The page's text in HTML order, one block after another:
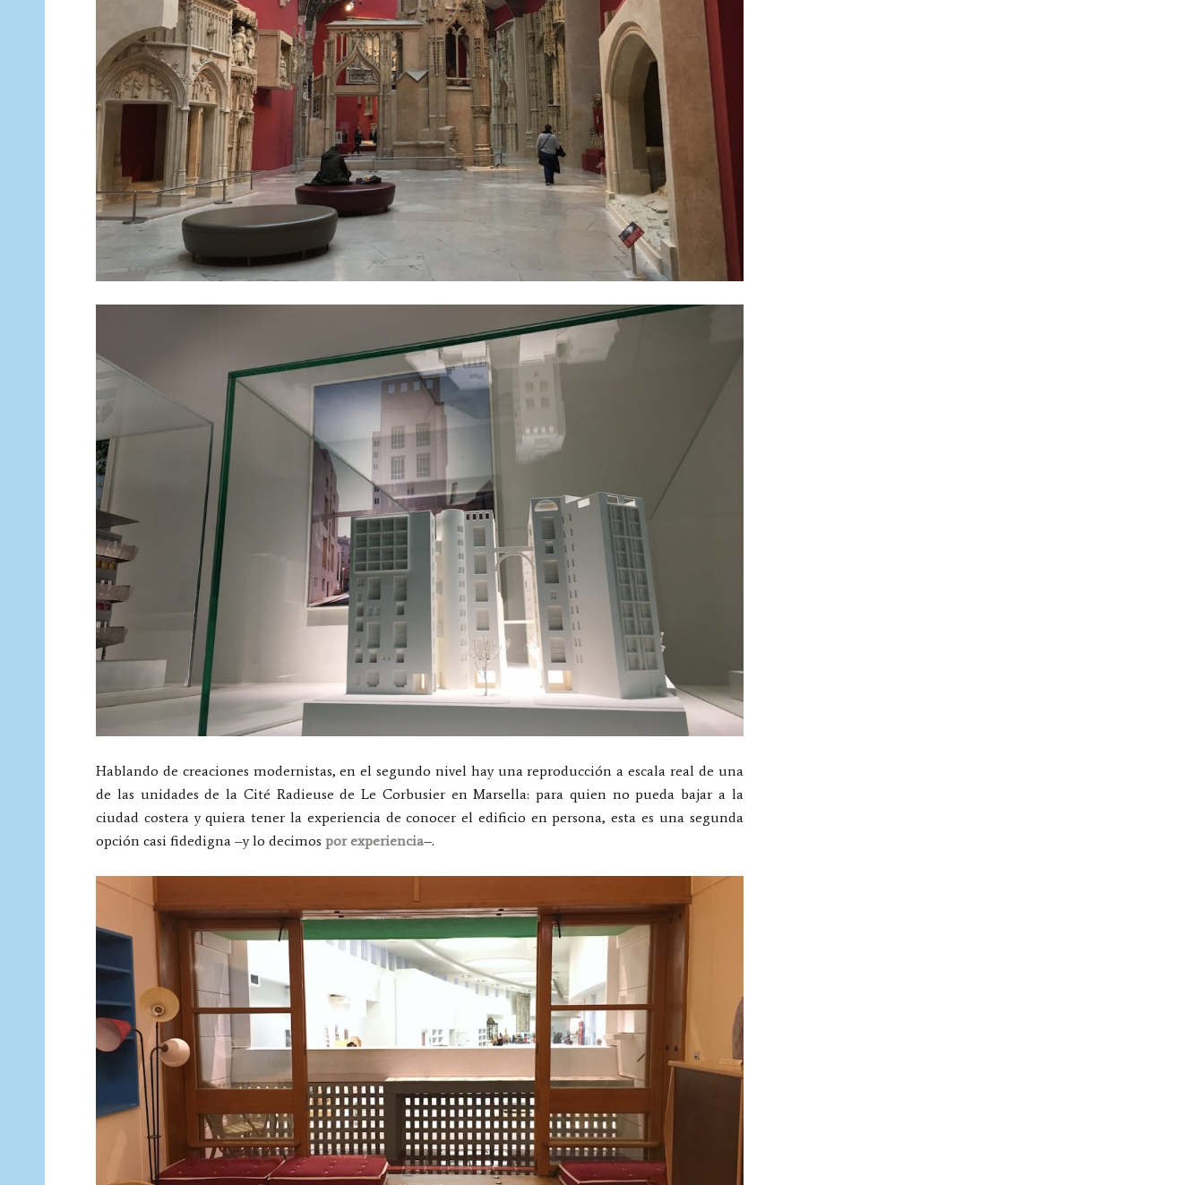
Hablando de creaciones modernistas, en el segundo nivel hay una reproducción a escala real de una
de las unidades de la Cité Radieuse de Le Corbusier en Marsella: para quien no pueda bajar a la
ciudad costera y quiera tener la experiencia de conocer el edificio en persona, esta es una segunda
opción casi fidedigna –y lo decimos por experiencia–.